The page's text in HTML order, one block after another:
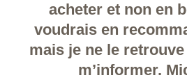
acheter et non en
voudrais en
mais je ne le
m’informer.